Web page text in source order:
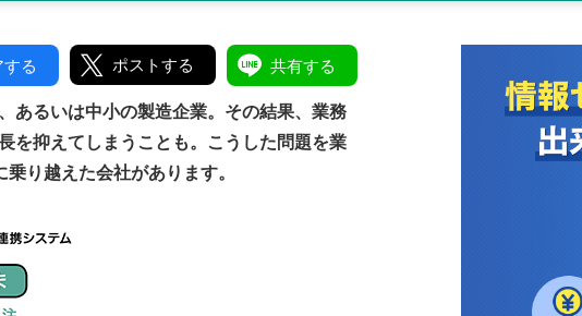
する ポストする 共有する
あるいは中小の製造企業。その結果、業務
を抑えてしまうことも。こうした問題を業
り越えた会社があります。